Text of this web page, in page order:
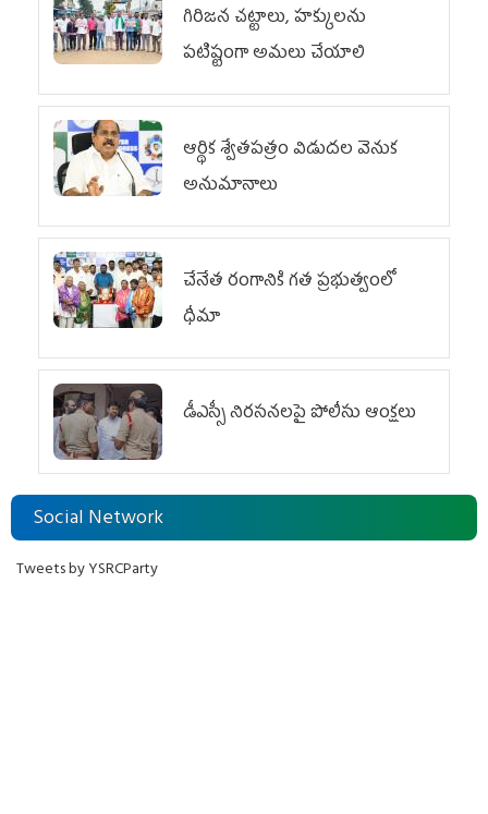
గిరిజన చట్టాలు, హక్కులను
పటిష్టంగా అమలు చేయాలి
ఆర్థిక శ్వేతపత్రం విడుదల వెనుక
అనుమానాలు
చేనేత రంగానికి గత ప్రభుత్వంలో
ధీమా
డీఎస్సీ నిరసనలపై పోలీసు ఆంక్షలు
Social Network
Tweets by YSRCParty